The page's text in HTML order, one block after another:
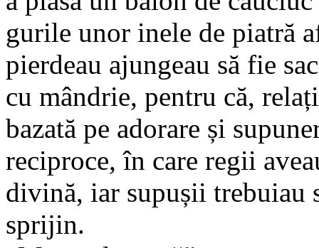
gurile unor inele de piatră
pierdeau ajungeau să fie
cu mândrie, pentru că,
bazată pe adorare și
reciproce, în care regii
divină, iar supușii trebuiau
sprijin.